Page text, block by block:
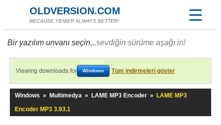
OLDVERSION.COM
BECAUSE YENİER ALWAYS BETTER!
Bir yazılım unvanı seçin...sevdiğin sürüme aşağı in!
Viewing downloads for Windows Tüm indirmeleri göster
Windows » Multimedya » LAME MP3 Encoder »
LAME MP3
Encoder MP3 3.93.1